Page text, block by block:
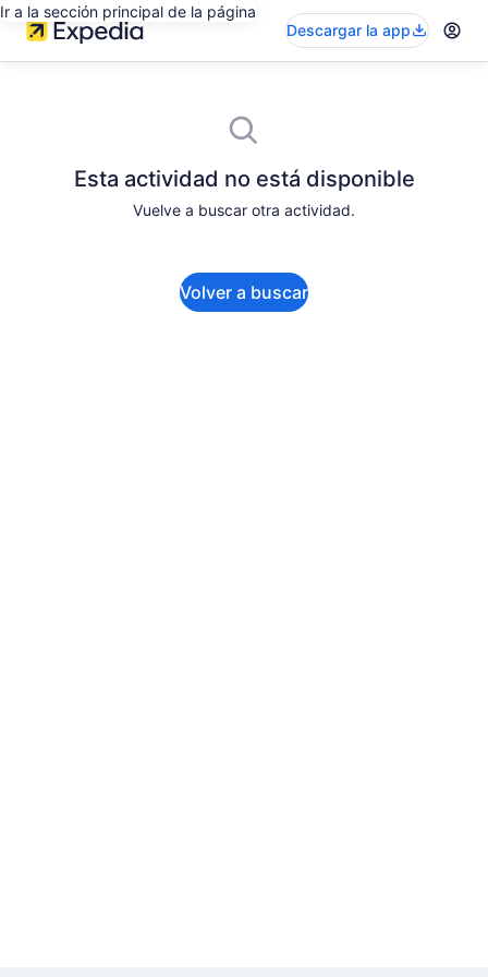
Ir a la sección principal de la página
Descargar la app
Esta actividad no está disponible
Vuelve a buscar otra actividad.
Volver a buscar